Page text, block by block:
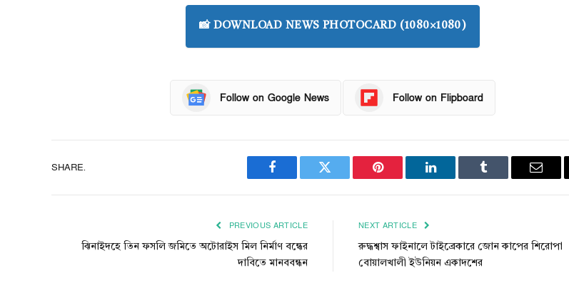
📸 DOWNLOAD NEWS PHOTOCARD (1080×1080)
Follow on Google News Follow on Flipboard
SHARE.
Facebook Twitter Pinterest LinkedIn Tumblr Email
PREVIOUS ARTICLE
ঝিনাইদহে তিন ফসলি জমিতে অটোরাইস মিল নির্মাণ বন্ধের
দাবিতে মানববন্ধন
NEXT ARTICLE
রুদ্ধশ্বাস ফাইনালে টাইব্রেকারে জোন কাপের শিরোপা
বোয়ালখালী ইউনিয়ন একাদশের